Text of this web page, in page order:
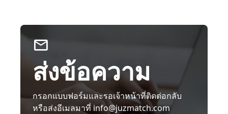
ส่งข้อความ
กรอกแบบฟอร์มและรอเจ้าหน้าที่ติดต่อกลับ
หรือส่งอีเมลมาที่ info@juzmatch.com